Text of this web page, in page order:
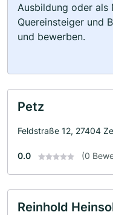
Ausbildung oder als
Quereinsteiger und
und bewerben.
Petz
Feldstraße 12, 27404
0.0 (0
Reinhold